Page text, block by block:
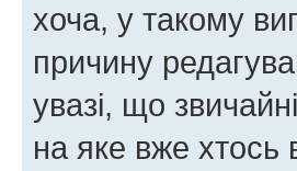
хоча, у такому
причину
увазі, що
на яке вже хтось